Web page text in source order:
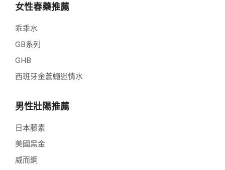
女性春藥推薦
乖乖水
GB系列
GHB
西班牙金蒼蠅迷情水
男性壯陽推薦
日本藤素
美國黑金
威而鋼